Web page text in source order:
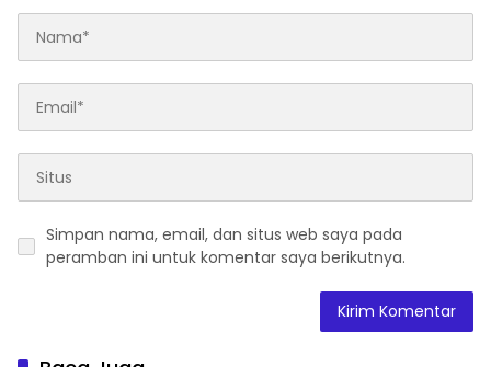
Simpan nama, email, dan situs web saya pada
peramban ini untuk komentar saya berikutnya.